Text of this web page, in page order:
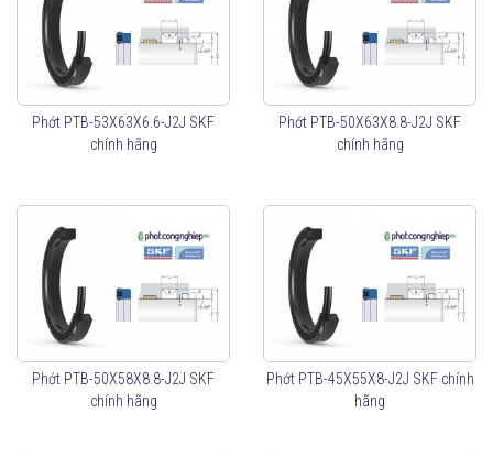
Phớt PTB-53X63X6.6-J2J SKF
chính hãng
Phớt PTB-50X63X8.8-J2J SKF
chính hãng
Phớt PTB-50X58X8.8-J2J SKF
chính hãng
Phớt PTB-45X55X8-J2J SKF chính
hãng